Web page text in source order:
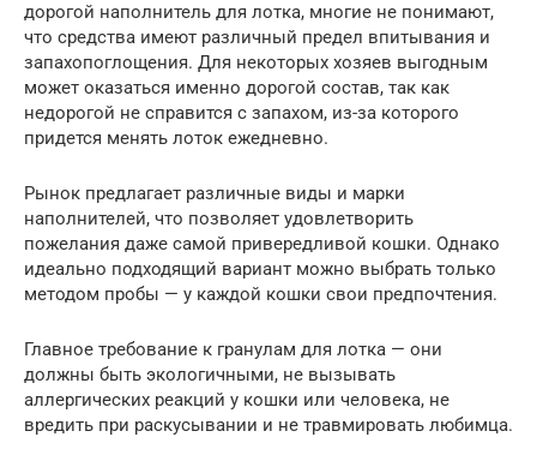
дорогой наполнитель для лотка, многие не понимают,
что средства имеют различный предел впитывания и
запахопоглощения. Для некоторых хозяев выгодным
может оказаться именно дорогой состав, так как
недорогой не справится с запахом, из-за которого
придется менять лоток ежедневно.
Рынок предлагает различные виды и марки
наполнителей, что позволяет удовлетворить
пожелания даже самой привередливой кошки. Однако
идеально подходящий вариант можно выбрать только
методом пробы — у каждой кошки свои предпочтения.
Главное требование к гранулам для лотка — они
должны быть экологичными, не вызывать
аллергических реакций у кошки или человека, не
вредить при раскусывании и не травмировать любимца.